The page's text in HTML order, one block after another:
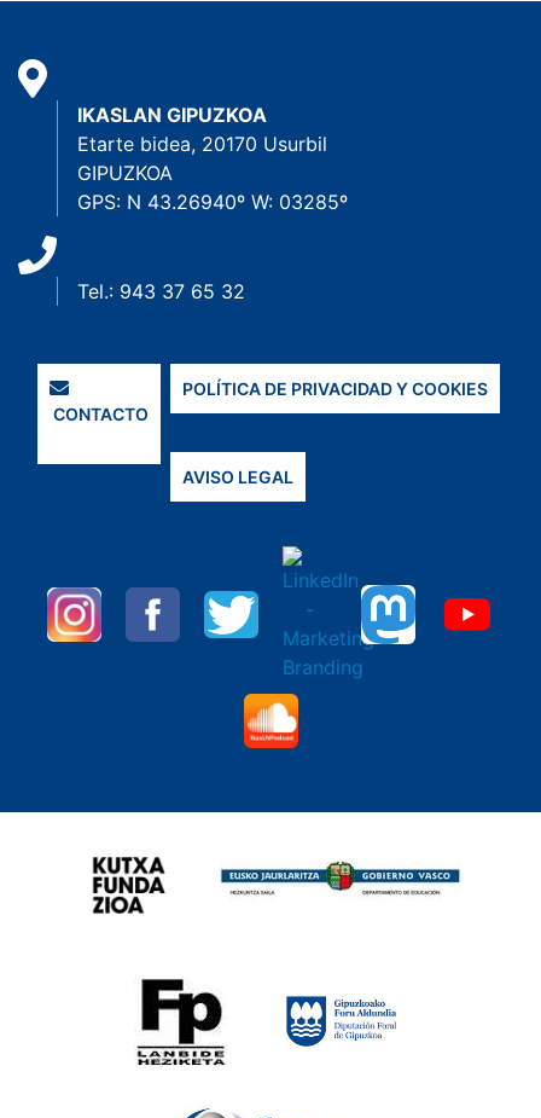
IKASLAN GIPUZKOA
Etarte bidea, 20170 Usurbil
GIPUZKOA
GPS: N 43.26940º W: 03285º
Tel.: 943 37 65 32
CONTACTO
POLÍTICA DE PRIVACIDAD Y COOKIES
AVISO LEGAL